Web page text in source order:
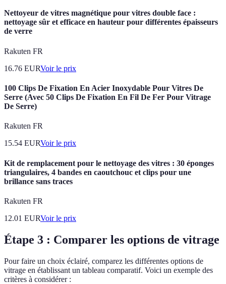
Nettoyeur de vitres magnétique pour vitres double face :
nettoyage sûr et efficace en hauteur pour différentes épaisseurs
de verre
Rakuten FR
16.76 EURVoir le prix
100 Clips De Fixation En Acier Inoxydable Pour Vitres De
Serre (Avec 50 Clips De Fixation En Fil De Fer Pour Vitrage
De Serre)
Rakuten FR
15.54 EURVoir le prix
Kit de remplacement pour le nettoyage des vitres : 30 éponges
triangulaires, 4 bandes en caoutchouc et clips pour une
brillance sans traces
Rakuten FR
12.01 EURVoir le prix
Étape 3 : Comparer les options de vitrage
Pour faire un choix éclairé, comparez les différentes options de
vitrage en établissant un tableau comparatif. Voici un exemple des
critères à considérer :